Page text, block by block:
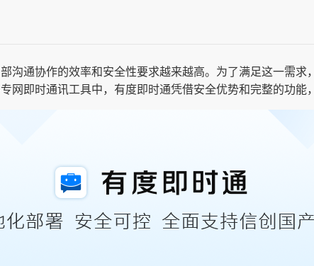
沟通协作的效率和安全性要求越来越高。为了满足这一需求
网即时通讯工具中，有度即时通凭借安全优势和完整的功能